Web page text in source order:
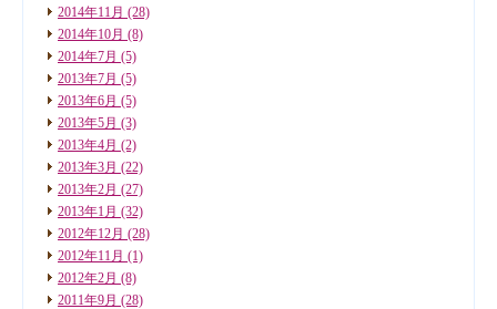
2014年11月 (28)
2014年10月 (8)
2014年7月 (5)
2013年7月 (5)
2013年6月 (5)
2013年5月 (3)
2013年4月 (2)
2013年3月 (22)
2013年2月 (27)
2013年1月 (32)
2012年12月 (28)
2012年11月 (1)
2012年2月 (8)
2011年9月 (28)